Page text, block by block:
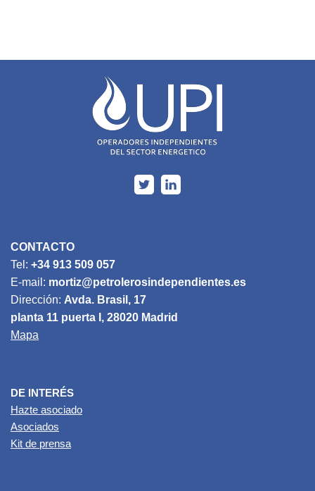
CONTACTO
Tel: +34 913 509 057
E-mail: mortiz@petrolerosindependientes.es
Dirección: Avda. Brasil, 17
planta 11 puerta I, 28020 Madrid
Mapa
DE INTERÉS
Hazte asociado
Asociados
Kit de prensa